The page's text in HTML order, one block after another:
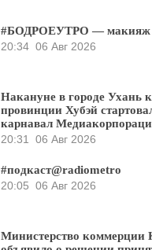
#БОДРОЕУТРО — макияж
20:34 06 Авг 2026
Накануне в городе Ухань
провинции Хубэй
карнавал
20:31
06 Авг 2026
#подкаст@radiometro
20:05 06 Авг 2026
Министерство коммерции